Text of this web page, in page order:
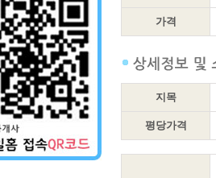
가격
지목
평당가격